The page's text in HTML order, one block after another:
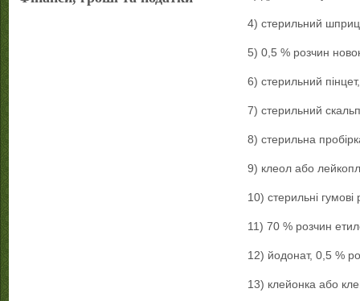
4) стерильний
5) 0,5 % розчин
6) стерильний
7) стерильний
8) стерильна
9) клеол або
10) стерильні гумові
11) 70 % розчин
12) йодонат, 0,5 %
13) клейонка або